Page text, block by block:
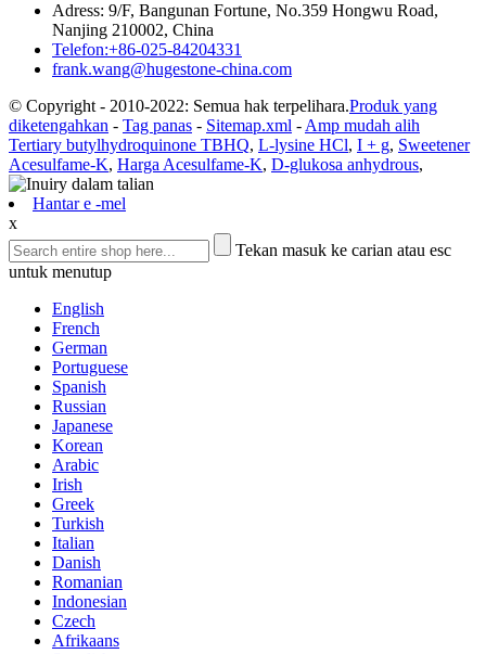
Adress: 9/F, Bangunan Fortune, No.359 Hongwu Road,
Nanjing 210002, China
Telefon:+86-025-84204331
frank.wang@hugestone-china.com
© Copyright - 2010-2022: Semua hak terpelihara.Produk yang
diketengahkan - Tag panas - Sitemap.xml -Amp mudah alih
Tertiary butylhydroquinone TBHQ, L-lysine HCl, I + g, Sweetener
Acesulfame-K, Harga Acesulfame-K, D-glukosa anhydrous,
Hantar e -mel
x
Tekan masuk ke carian atau esc
untuk menutup
English
French
German
Portuguese
Spanish
Russian
Japanese
Korean
Arabic
Irish
Greek
Turkish
Italian
Danish
Romanian
Indonesian
Czech
Afrikaans